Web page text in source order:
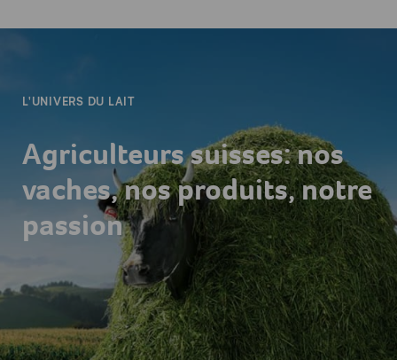
L'UNIVERS DU LAIT
Agriculteurs suisses: nos
vaches, nos produits, notre
passion